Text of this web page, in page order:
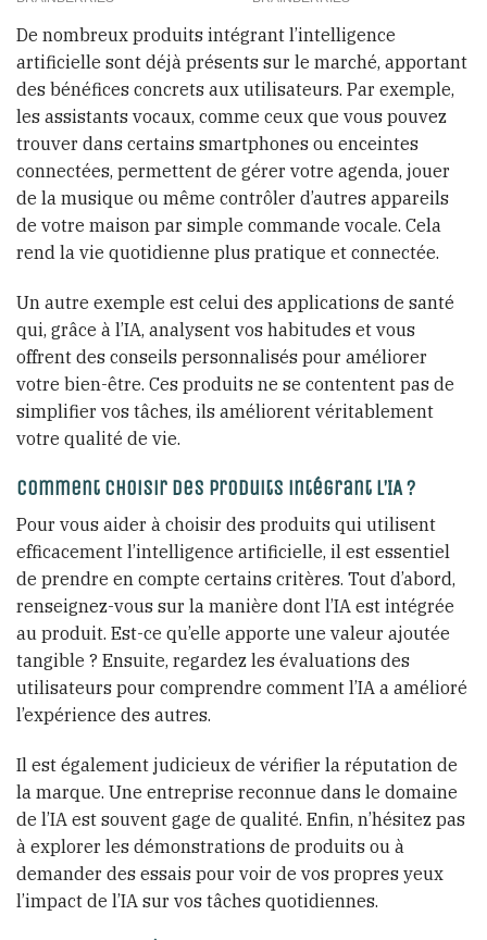
De nombreux produits intégrant l’intelligence
artificielle sont déjà présents sur le marché, apportant
des bénéfices concrets aux utilisateurs. Par exemple,
les assistants vocaux, comme ceux que vous pouvez
trouver dans certains smartphones ou enceintes
connectées, permettent de gérer votre agenda, jouer
de la musique ou même contrôler d’autres appareils
de votre maison par simple commande vocale. Cela
rend la vie quotidienne plus pratique et connectée.
Un autre exemple est celui des applications de santé
qui, grâce à l’IA, analysent vos habitudes et vous
offrent des conseils personnalisés pour améliorer
votre bien-être. Ces produits ne se contentent pas de
simplifier vos tâches, ils améliorent véritablement
votre qualité de vie.
Comment choisir des produits intégrant l’IA ?
Pour vous aider à choisir des produits qui utilisent
efficacement l’intelligence artificielle, il est essentiel
de prendre en compte certains critères. Tout d’abord,
renseignez-vous sur la manière dont l’IA est intégrée
au produit. Est-ce qu’elle apporte une valeur ajoutée
tangible ? Ensuite, regardez les évaluations des
utilisateurs pour comprendre comment l’IA a amélioré
l’expérience des autres.
Il est également judicieux de vérifier la réputation de
la marque. Une entreprise reconnue dans le domaine
de l’IA est souvent gage de qualité. Enfin, n’hésitez pas
à explorer les démonstrations de produits ou à
demander des essais pour voir de vos propres yeux
l’impact de l’IA sur vos tâches quotidiennes.